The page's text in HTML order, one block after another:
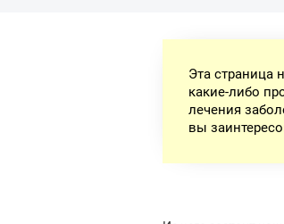
Эта страница
какие-либо
лечения
вы